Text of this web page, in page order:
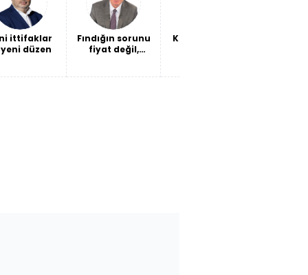
ittifaklar
düzen
Fındığın sorunu
fiyat değil,
Kendi barışına